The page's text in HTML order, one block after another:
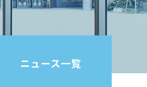
ニュース一覧